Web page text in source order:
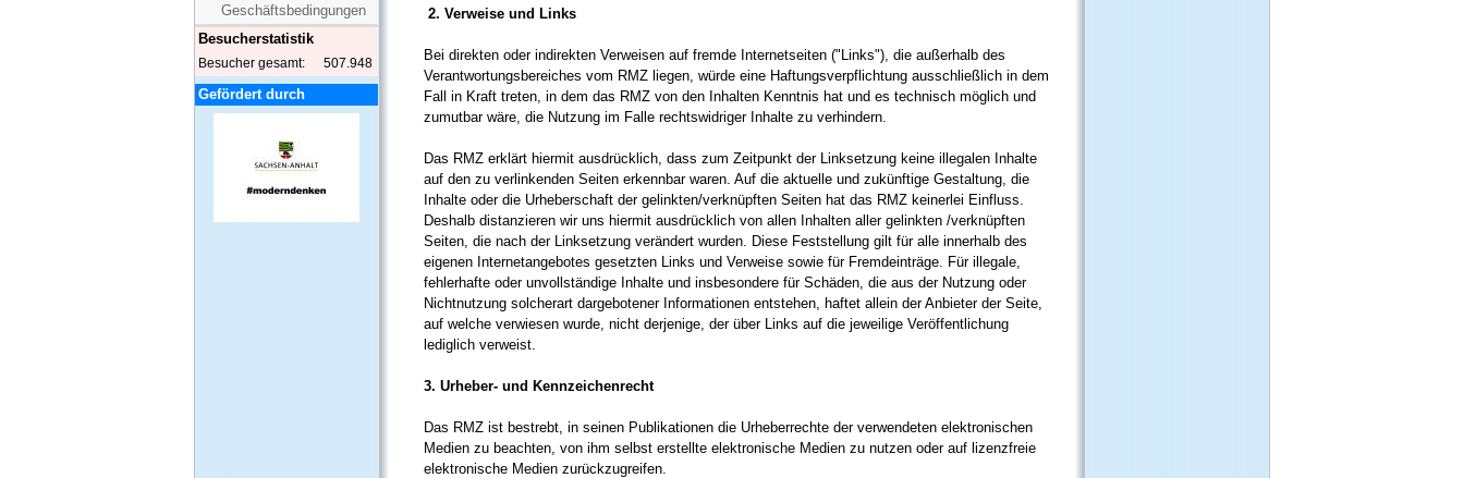
Geschäftsbedingungen
Besucherstatistik
Besucher gesamt: 507.948
Gefördert durch
2. Verweise und Links
Bei direkten oder indirekten Verweisen auf fremde Internetseiten ("Links"), die außerhalb des
Verantwortungsbereiches vom RMZ liegen, würde eine Haftungsverpflichtung ausschließlich in dem
Fall in Kraft treten, in dem das RMZ von den Inhalten Kenntnis hat und es technisch möglich und
zumutbar wäre, die Nutzung im Falle rechtswidriger Inhalte zu verhindern.
Das RMZ erklärt hiermit ausdrücklich, dass zum Zeitpunkt der Linksetzung keine illegalen Inhalte
auf den zu verlinkenden Seiten erkennbar waren. Auf die aktuelle und zukünftige Gestaltung, die
Inhalte oder die Urheberschaft der gelinkten/verknüpften Seiten hat das RMZ keinerlei Einfluss.
Deshalb distanzieren wir uns hiermit ausdrücklich von allen Inhalten aller gelinkten /verknüpften
Seiten, die nach der Linksetzung verändert wurden. Diese Feststellung gilt für alle innerhalb des
eigenen Internetangebotes gesetzten Links und Verweise sowie für Fremdeinträge. Für illegale,
fehlerhafte oder unvollständige Inhalte und insbesondere für Schäden, die aus der Nutzung oder
Nichtnutzung solcherart dargebotener Informationen entstehen, haftet allein der Anbieter der Seite,
auf welche verwiesen wurde, nicht derjenige, der über Links auf die jeweilige Veröffentlichung
lediglich verweist.
3. Urheber- und Kennzeichenrecht
Das RMZ ist bestrebt, in seinen Publikationen die Urheberrechte der verwendeten elektronischen
Medien zu beachten, von ihm selbst erstellte elektronische Medien zu nutzen oder auf lizenzfreie
elektronische Medien zurückzugreifen.